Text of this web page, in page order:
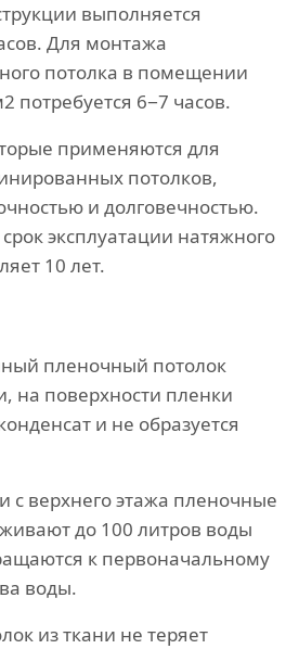
выполняется
Для монтажа
потолка в помещении
потребуется 6−7 часов.
применяются для
потолков,
и долговечностью.
эксплуатации натяжного
10 лет.
пленочный потолок
на поверхности пленки
и не образуется
с верхнего этажа пленочные
до 100 литров воды
к первоначальному
воды.
из ткани не теряет